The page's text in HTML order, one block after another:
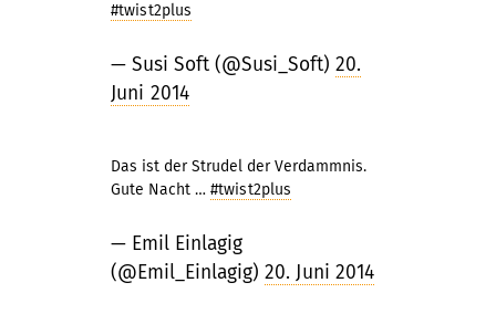
#twist2plus
— Susi Soft (@Susi_Soft) 20.
Juni 2014
Das ist der Strudel der Verdammnis.
Gute Nacht … #twist2plus
— Emil Einlagig
(@Emil_Einlagig) 20. Juni 2014